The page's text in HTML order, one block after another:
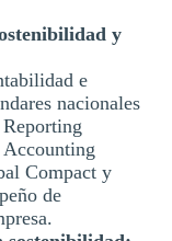
y
e
nacionales
Compact y
de